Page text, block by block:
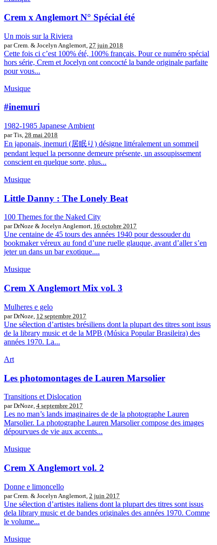
Crem x Anglemort N° Spécial été
Un mois sur la Riviera
par Crem. & Jocelyn Anglemort, 27 juin 2018
Cette fois ci c’est 100% été, 100% français. Pour ce numéro spécial
hors série, Crem et Jocelyn ont concocté la bande originale parfaite
pour vous...
Musique
#inemuri
1982-1985 Japanese Ambient
par Tis, 28 mai 2018
En japonais, inemuri (居眠り) désigne littéralement un sommeil
pendant lequel la personne demeure présente, un assoupissement
conscient en quelque sorte, plus...
Musique
Little Danny : The Lonely Beat
100 Themes for the Naked City
par DrNoze & Jocelyn Anglemort, 16 octobre 2017
Une centaine de 45 tours des années 1940 pour dessouder du
bookmaker véreux au fond d’une ruelle glauque, avant d’aller s’en
jeter un dans un bar exotique....
Musique
Crem X Anglemort Mix vol. 3
Mulheres e gelo
par DrNoze, 12 septembre 2017
Une sélection d’artistes brésiliens dont la plupart des titres sont issus
de la library music et de la MPB (Música Popular Brasileira) des
années 1970. La...
Art
Les photomontages de Lauren Marsolier
Transitions et Dislocation
par DrNoze, 4 septembre 2017
Les no man’s lands imaginaires de de la photographe Lauren
Marsolier. La photographe Lauren Marsolier compose des images
dépourvues de vie aux accents...
Musique
Crem X Anglemort vol. 2
Donne e limoncello
par Crem. & Jocelyn Anglemort, 2 juin 2017
Une sélection d’artistes italiens dont la plupart des titres sont issus
dela library music et de bandes originales des années 1970. Comme
le volume...
Musique